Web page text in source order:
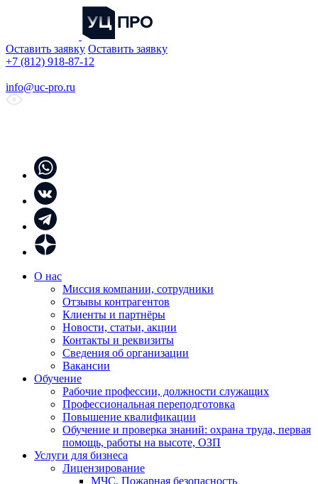
Оставить заявку Оставить заявку
+7 (812) 918-87-12
info@uc-pro.ru
О нас
Миссия компании, сотрудники
Отзывы контрагентов
Клиенты и партнёры
Новости, статьи, акции
Контакты и реквизиты
Сведения об организации
Вакансии
Обучение
Рабочие профессии, должности служащих
Профессиональная переподготовка
Повышение квалификации
Обучение и проверка знаний: охрана труда, первая
помощь, работы на высоте, ОЗП
Услуги для бизнеса
Лицензирование
МЧС. Пожарная безопасность